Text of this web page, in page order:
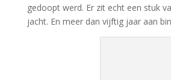
gedoopt werd. Er zit echt een stuk
jacht. En meer dan vijftig jaar aan